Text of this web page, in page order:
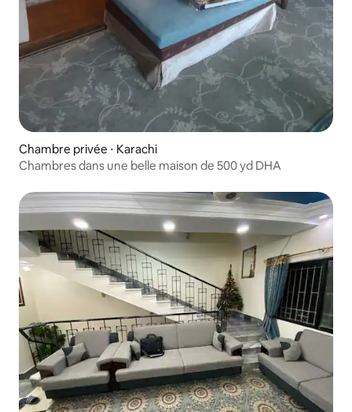
Chambre privée ⋅ Karachi
Chambres dans une belle maison de 500 yd DHA